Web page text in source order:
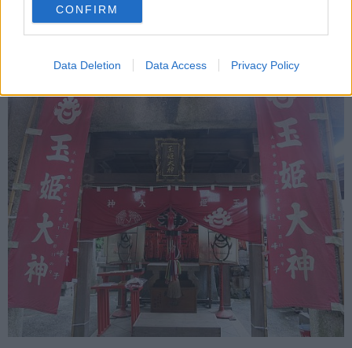
CONFIRM
Data Deletion Data Access Privacy Policy
Foto Blue Lama